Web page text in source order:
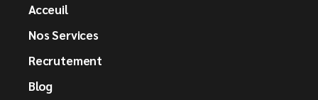
Acceuil
Nos Services
Recrutement
Blog